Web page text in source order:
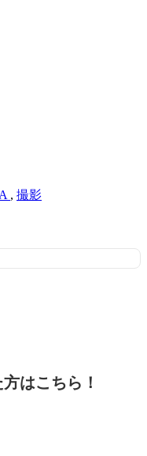
, 撮影
はこちら！